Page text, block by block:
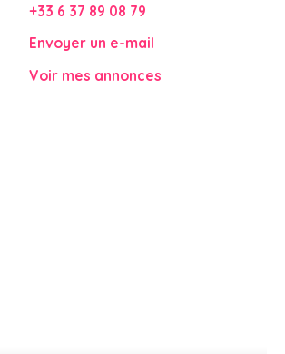
+33 6 37 89 08 79
Envoyer un e-mail
Voir mes annonces